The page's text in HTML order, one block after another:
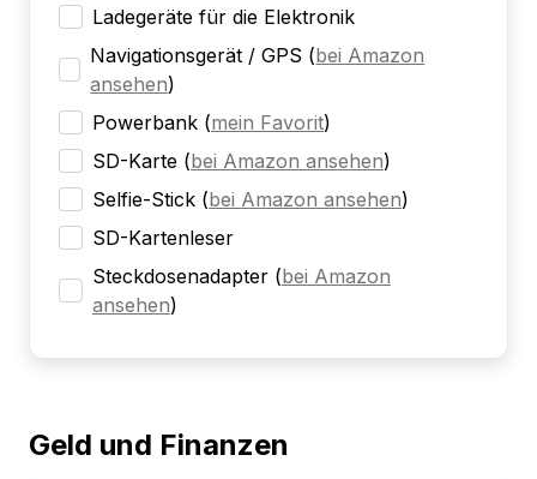
Ladegeräte für die Elektronik
Navigationsgerät / GPS (bei Amazon
ansehen)
Powerbank (mein Favorit)
SD-Karte (bei Amazon ansehen)
Selfie-Stick (bei Amazon ansehen)
SD-Kartenleser
Steckdosenadapter (bei Amazon
ansehen)
Geld und Finanzen